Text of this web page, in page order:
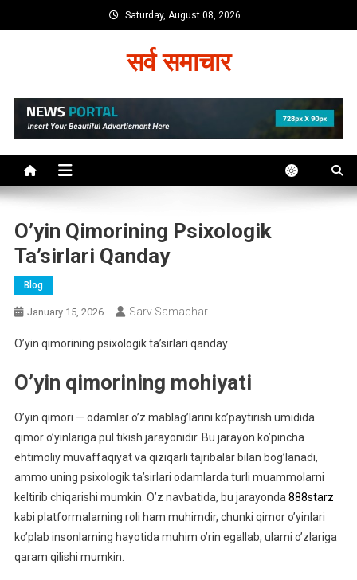
to
Saturday, August 08, 2026
सर्व समाचार
O’yin Qimorining Psixologik
Ta’sirlari Qanday
Blog
January 15, 2026 Sarv Samachar
O’yin qimorining psixologik ta’sirlari qanday
O’yin qimorining mohiyati
O’yin qimori — odamlar o’z mablag’larini ko’paytirish umidida
qimor o’yinlariga pul tikish jarayonidir. Bu jarayon ko’pincha
ehtimoliy muvaffaqiyat va qiziqarli tajribalar bilan bog’lanadi,
ammo uning psixologik ta’sirlari odamlarda turli muammolarni
keltirib chiqarishi mumkin. O’z navbatida, bu jarayonda 888starz
kabi platformalarning roli ham muhimdir, chunki qimor o’yinlari
ko’plab insonlarning hayotida muhim o’rin egallab, ularni o’zlariga
qaram qilishi mumkin.